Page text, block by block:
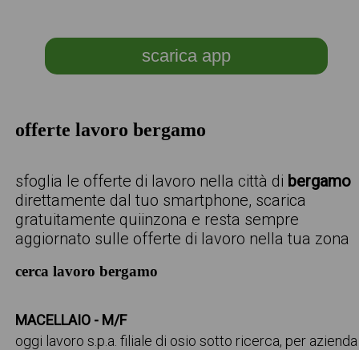
scarica app
offerte lavoro bergamo
sfoglia le offerte di lavoro nella città di bergamo
direttamente dal tuo smartphone, scarica
gratuitamente quiinzona e resta sempre
aggiornato sulle offerte di lavoro nella tua zona
cerca lavoro bergamo
MACELLAIO - M/F
oggi lavoro s.p.a. filiale di osio sotto ricerca, per azienda